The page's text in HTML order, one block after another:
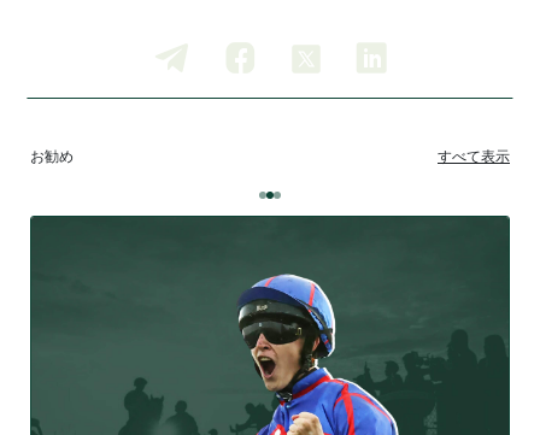
お勧め すべて表示